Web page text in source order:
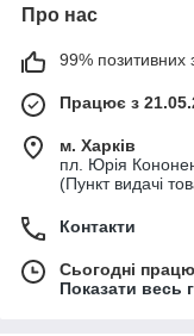
Про нас
99% позитивних
Працює з
м. Харків
пл. Юрія
(Пункт видачі
Контакти
Сьогодні
Показати весь